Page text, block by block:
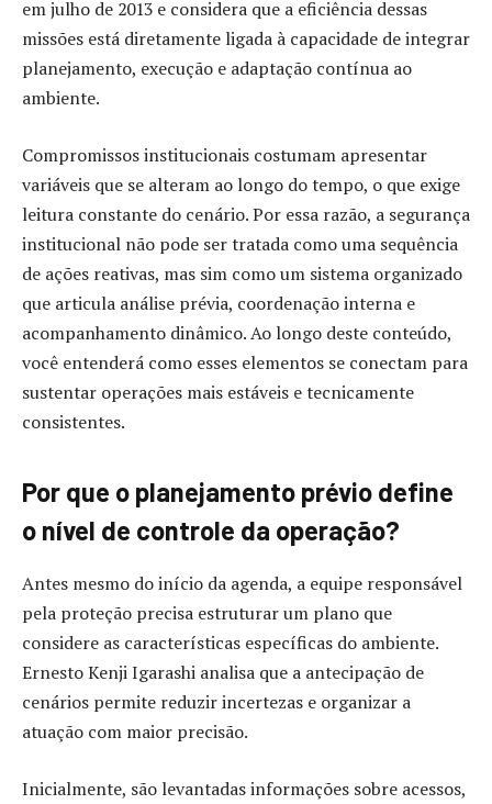
em julho de 2013 e considera que a eficiência dessas
missões está diretamente ligada à capacidade de integrar
planejamento, execução e adaptação contínua ao
ambiente.
Compromissos institucionais costumam apresentar
variáveis que se alteram ao longo do tempo, o que exige
leitura constante do cenário. Por essa razão, a segurança
institucional não pode ser tratada como uma sequência
de ações reativas, mas sim como um sistema organizado
que articula análise prévia, coordenação interna e
acompanhamento dinâmico. Ao longo deste conteúdo,
você entenderá como esses elementos se conectam para
sustentar operações mais estáveis e tecnicamente
consistentes.
Por que o planejamento prévio define
o nível de controle da operação?
Antes mesmo do início da agenda, a equipe responsável
pela proteção precisa estruturar um plano que
considere as características específicas do ambiente.
Ernesto Kenji Igarashi analisa que a antecipação de
cenários permite reduzir incertezas e organizar a
atuação com maior precisão.
Inicialmente, são levantadas informações sobre acessos,